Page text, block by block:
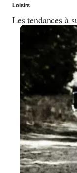
Loisirs
Les tendances à